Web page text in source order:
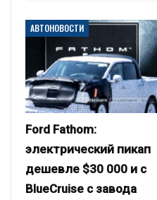
АВТОНОВОСТИ
Ford Fathom:
электрический пикап
дешевле $30 000 и с
BlueCruise с завода